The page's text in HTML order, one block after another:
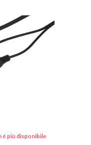
più disponibile